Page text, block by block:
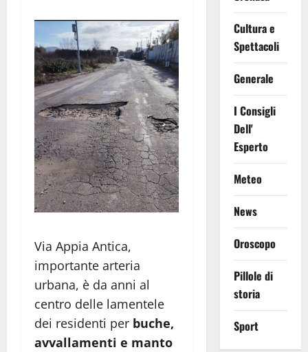
Via Appia Antica,
importante arteria
urbana, è da anni al
centro delle lamentele
dei residenti per buche,
avvallamenti e manto
Cultura e
Spettacoli
Generale
I Consigli
Dell'
Esperto
Meteo
News
Oroscopo
Pillole di
storia
Sport